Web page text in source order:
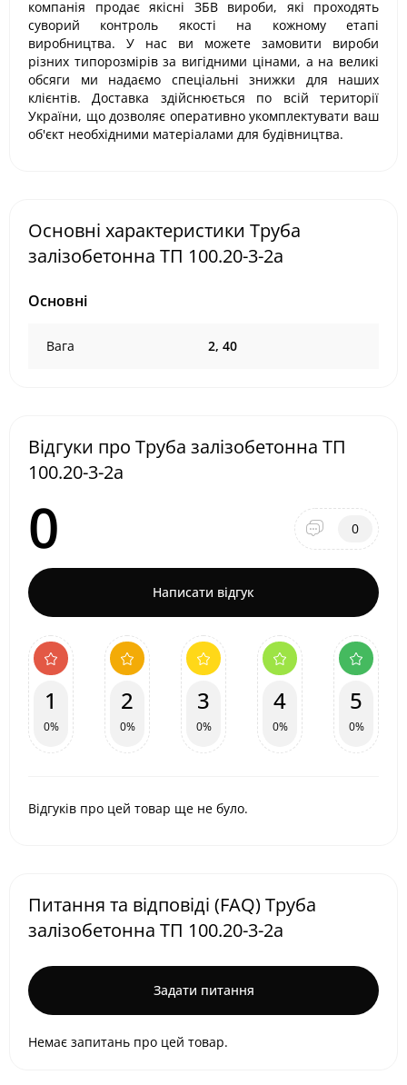
компанія продає якісні ЗБВ вироби, які проходять
суворий контроль якості на кожному етапі
виробництва. У нас ви можете замовити вироби
різних типорозмірів за вигідними цінами, а на великі
обсяги ми надаємо спеціальні знижки для наших
клієнтів. Доставка здійснюється по всій території
України, що дозволяє оперативно укомплектувати ваш
об'єкт необхідними матеріалами для будівництва.
Основні характеристики Труба
залізобетонна ТП 100.20-3-2а
Основні
Вага 2, 40
Відгуки про Труба залізобетонна ТП
100.20-3-2а
0 0
Написати відгук
1
0%
2
0%
3
0%
4
0%
5
0%
Відгуків про цей товар ще не було.
Питання та відповіді (FAQ) Труба
залізобетонна ТП 100.20-3-2а
Задати питання
Немає запитань про цей товар.